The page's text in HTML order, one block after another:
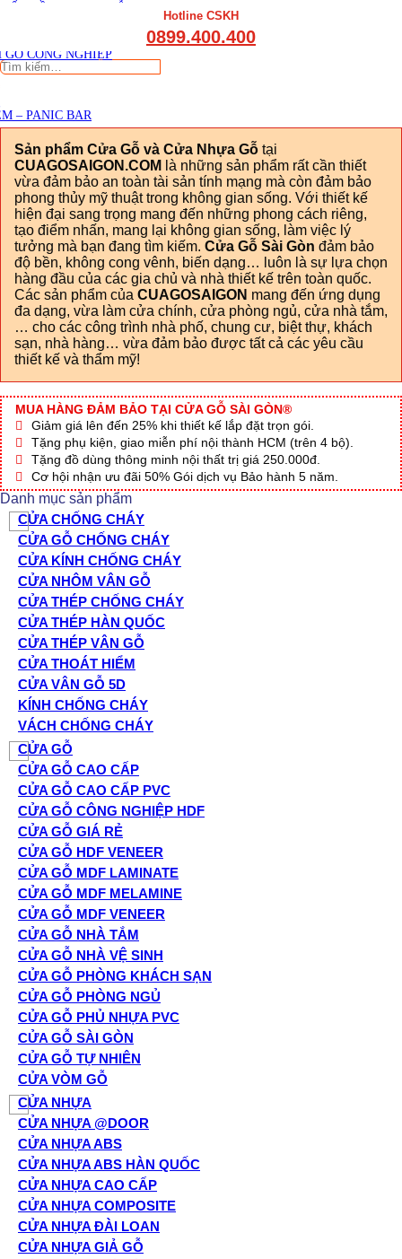
GỖ CÔNG NGHIỆP
– PANIC BAR
Hotline CSKH
0899.400.400
Tìm
Sản phẩm Cửa Gỗ và Cửa Nhựa Gỗ tại
CUAGOSAIGON.COM là những sản phẩm rất cần thiết
vừa đảm bảo an toàn tài sản tính mạng mà còn đảm bảo
phong thủy mỹ thuật trong không gian sống. Với thiết kế
hiện đại sang trọng mang đến những phong cách riêng,
tạo điểm nhấn, mang lại không gian sống, làm việc lý
tưởng mà bạn đang tìm kiếm. Cửa Gỗ Sài Gòn đảm bảo
độ bền, không cong vênh, biến dạng… luôn là sự lựa chọn
hàng đầu của các gia chủ và nhà thiết kế trên toàn quốc.
Các sản phẩm của CUAGOSAIGON mang đến ứng dụng
đa dạng, vừa làm cửa chính, cửa phòng ngủ, cửa nhà tắm,
… cho các công trình nhà phố, chung cư, biệt thự, khách
sạn, nhà hàng… vừa đảm bảo được tất cả các yêu cầu
thiết kế và thẩm mỹ!
MUA HÀNG ĐẢM BẢO TẠI CỬA GỖ SÀI GÒN®
Giảm giá lên đến 25% khi thiết kế lắp đặt trọn gói.
Tặng phụ kiện, giao miễn phí nội thành HCM (trên 4 bộ).
Tặng đồ dùng thông minh nội thất trị giá 250.000đ.
Cơ hội nhận ưu đãi 50% Gói dịch vụ Bảo hành 5 năm.
Danh mục sản phẩm
CỬA CHỐNG CHÁY
CỬA GỖ CHỐNG CHÁY
CỬA KÍNH CHỐNG CHÁY
CỬA NHÔM VÂN GỖ
CỬA THÉP CHỐNG CHÁY
CỬA THÉP HÀN QUỐC
CỬA THÉP VÂN GỖ
CỬA THOÁT HIỂM
CỬA VÂN GỖ 5D
KÍNH CHỐNG CHÁY
VÁCH CHỐNG CHÁY
CỬA GỖ
CỬA GỖ CAO CẤP
CỬA GỖ CAO CẤP PVC
CỬA GỖ CÔNG NGHIỆP HDF
CỬA GỖ GIÁ RẺ
CỬA GỖ HDF VENEER
CỬA GỖ MDF LAMINATE
CỬA GỖ MDF MELAMINE
CỬA GỖ MDF VENEER
CỬA GỖ NHÀ TẮM
CỬA GỖ NHÀ VỆ SINH
CỬA GỖ PHÒNG KHÁCH SẠN
CỬA GỖ PHÒNG NGỦ
CỬA GỖ PHỦ NHỰA PVC
CỬA GỖ SÀI GÒN
CỬA GỖ TỰ NHIÊN
CỬA VÒM GỖ
CỬA NHỰA
CỬA NHỰA @DOOR
CỬA NHỰA ABS
CỬA NHỰA ABS HÀN QUỐC
CỬA NHỰA CAO CẤP
CỬA NHỰA COMPOSITE
CỬA NHỰA ĐÀI LOAN
CỬA NHỰA GIẢ GỖ